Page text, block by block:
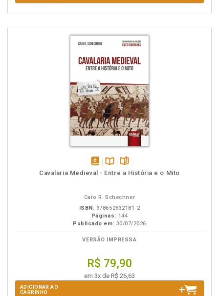
disponívelDisponível
páginas
Cavalaria Medieval - Entre a História e o Mito
Caio R. Schechner
ISBN: 978652632181-2
Páginas: 144
Publicado em: 30/07/2026
VERSÃO IMPRESSA
R$ 79,90
em 3x de R$ 26,63
ADICIONAR AO
CARRINHO